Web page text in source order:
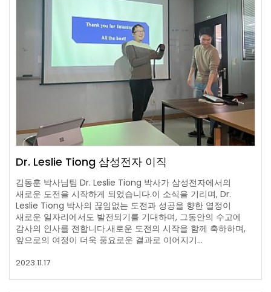
Dr. Leslie Tiong 삼성전자 이직
김동훈 박사님팀 Dr. Leslie Tiong 박사가 삼성전자에서의
새로운 도전을 시작하게 되었습니다.이 소식을 기리며, Dr.
Leslie Tiong 박사의 끊임없는 도전과 성공을 향한 열정이
새로운 일자리에서도 발전되기를 기대하며, 그동안의 수고에
감사의 인사를 전합니다.새로운 도전의 시작을 함께 축하하며,
앞으로의 여정이 더욱 풍요로운 결과로 이어지기…
2023.11.17